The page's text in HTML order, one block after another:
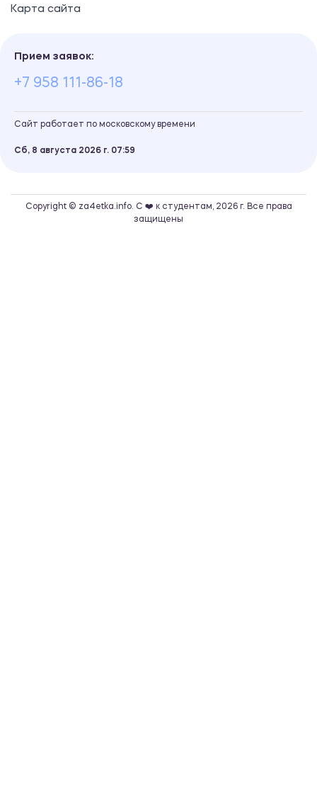
Карта сайта
Прием заявок:
+7 958 111-86-18
Сайт работает по московскому времени
Сб, 8 августа 2026 г. 07 59
Copyright © za4etka.info. С ❤️ к студентам, 2026 г. Все права
защищены